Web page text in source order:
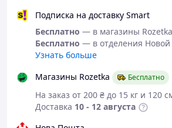
Подписка на доставку Smart
Бесплатно — в магазины Rozetka
Бесплатно — в отделения
Узнать больше
Магазины Rozetka
Бесплатно
На заказ от 200 ₴ до 15 кг и 120
Доставка 10 - 12 августа